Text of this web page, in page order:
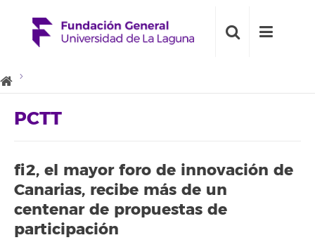
PCTT
fi2, el mayor foro de innovación de
Canarias, recibe más de un
centenar de propuestas de
participación